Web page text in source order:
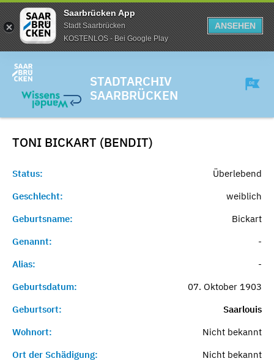
Saarbrücken App
Stadt Saarbrücken
KOSTENLOS - Bei Google Play
ANSEHEN
STADTARCHIV
SAARBRÜCKEN
TONI BICKART (BENDIT)
Status:
Überlebend
Geschlecht:
weiblich
Geburtsname:
Bickart
Genannt:
-
Alias:
-
Geburtsdatum:
07. Oktober 1903
Geburtsort:
Saarlouis
Wohnort:
Nicht bekannt
Ort der Schädigung:
Nicht bekannt